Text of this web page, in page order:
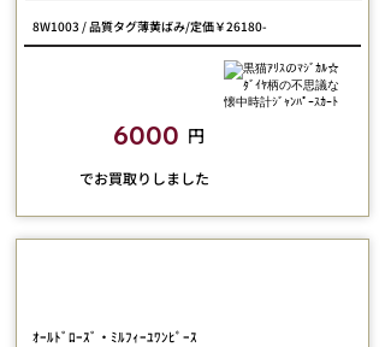
8W1003 / 品質タグ薄黄ばみ/定価￥26180-
6000 円
​でお買取りしました
ｵｰﾙﾄﾞﾛｰｽﾞ・ﾐﾙﾌｨｰﾕﾜﾝﾋﾟｰｽ